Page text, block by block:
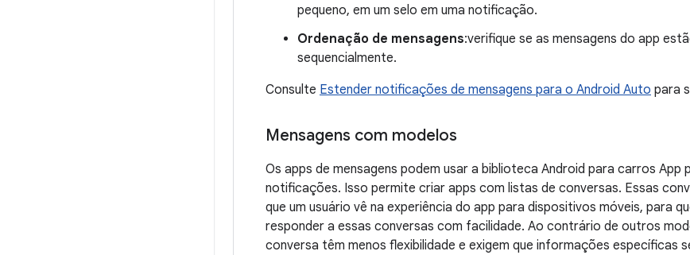
pequeno, em um selo em uma notificação.
Ordenação de mensagens:verifique se as mensagens do app
sequencialmente.
Consulte Estender notificações de mensagens para o Android Auto para
Mensagens com modelos
Os apps de mensagens podem usar a biblioteca Android para carros App
notificações. Isso permite criar apps com listas de conversas. Essas
que um usuário vê na experiência do app para dispositivos móveis, para
responder a essas conversas com facilidade. Ao contrário de outros
conversa têm menos flexibilidade e exigem que informações específicas